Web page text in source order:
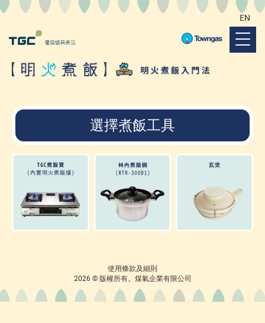
EN
選擇煮飯工具
使用條款及細則
2026 © 版權所有。煤氣企業有限公司